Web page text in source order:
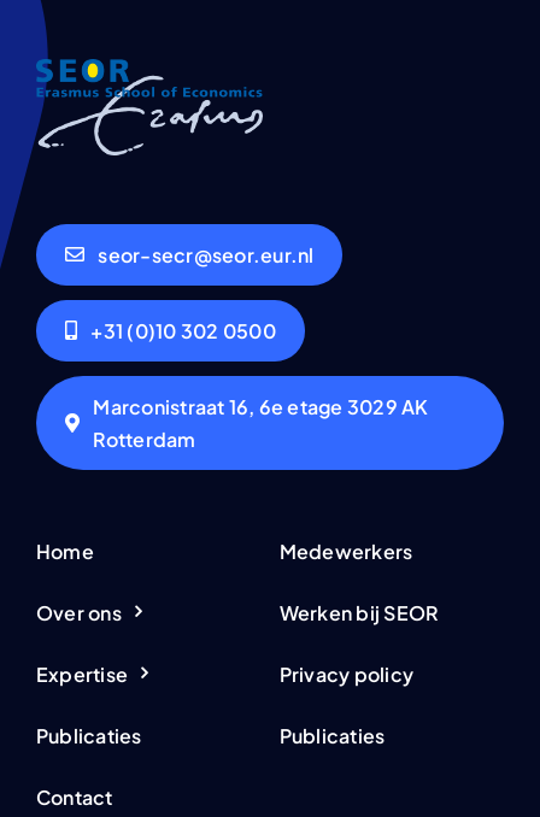
seor-secr@seor.eur.nl
+31 (0)10 302 0500
Marconistraat 16, 6e etage 3029 AK
Rotterdam
Home
Over ons
Expertise
Publicaties
Contact
Medewerkers
Werken bij SEOR
Privacy policy
Publicaties